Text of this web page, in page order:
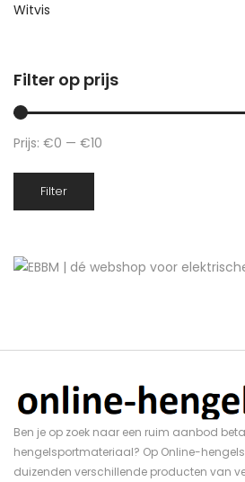
Witvis
Filter op prijs
Filter
Prijs: €0 — €10
Ben je op zoek naar een ruim aanbod
hengelsportmateriaal? Op Online-
duizenden verschillende producten van